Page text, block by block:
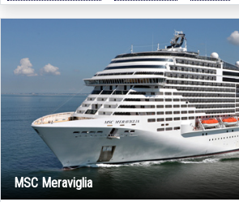
MSC Meraviglia